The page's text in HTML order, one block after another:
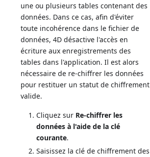
une ou plusieurs tables contenant des
données. Dans ce cas, afin d'éviter
toute incohérence dans le fichier de
données, 4D désactive l'accès en
écriture aux enregistrements des
tables dans l'application. Il est alors
nécessaire de re-chiffrer les données
pour restituer un statut de chiffrement
valide.
Cliquez sur Re-chiffrer les
données à l'aide de la clé
courante.
Saisissez la clé de chiffrement des